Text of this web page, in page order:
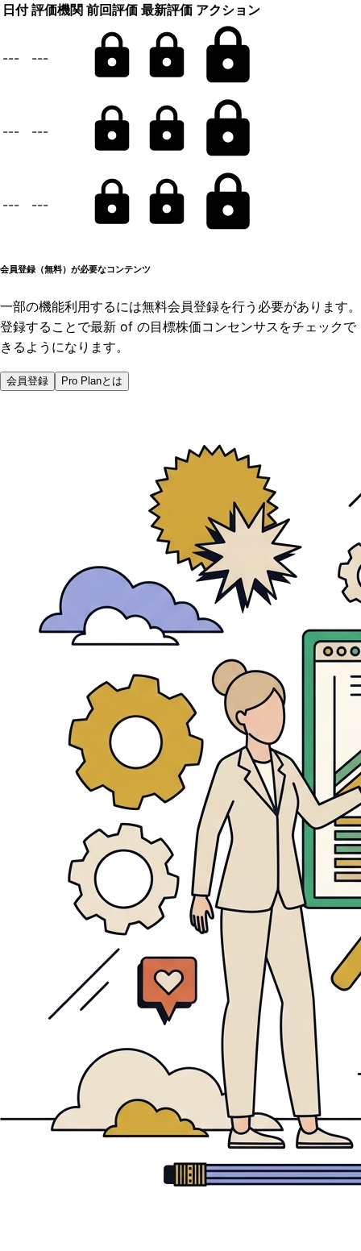
日付 評価機関 前回評価 最新評価 アクション
--- ---
--- ---
--- ---
会員登録（無料）が必要なコンテンツ
一部の機能利用するには無料会員登録を行う必要があります。
登録することで最新 of の目標株価コンセンサスをチェックで
きるようになります。
会員登録 Pro Planとは